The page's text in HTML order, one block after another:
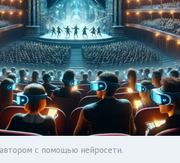
с помощью нейросети.